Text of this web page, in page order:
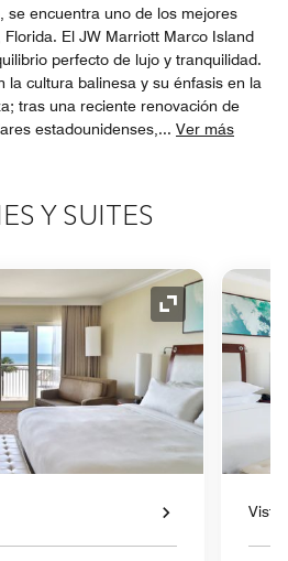
se encuentra uno de los mejores
El JW Marriott Marco Island
perfecto de lujo y tranquilidad.
la cultura balinesa y su énfasis en la
tras una reciente renovación de
estadounidenses, ... Ver más
Y SUITES
Icono de
Vista